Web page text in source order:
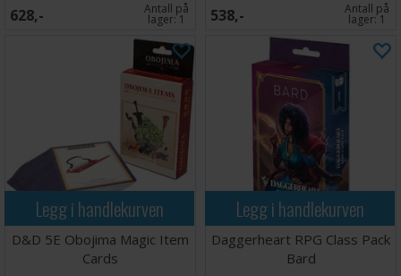
628,- Antall på
lager:1 538,- Antall på
lager:1
Legg i handlekurven
D&D 5E Obojima Magic Item
Cards
Legg i handlekurven
Daggerheart RPG Class Pack
Bard